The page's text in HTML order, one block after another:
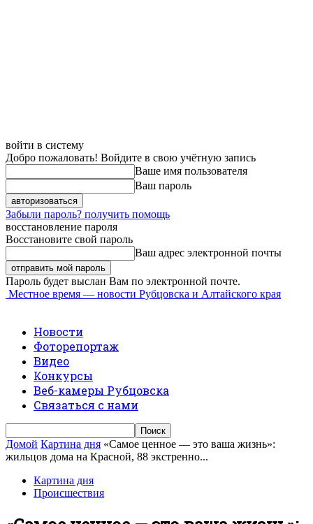
войти в систему
Добро пожаловать! Войдите в свою учётную запись
Ваше имя пользователя
Ваш пароль
Забыли пароль? получить помощь
восстановление пароля
Восстановите свой пароль
Ваш адрес электронной почты
Пароль будет выслан Вам по электронной почте.
Местное время — новости Рубцовска и Алтайского края
Новости
Фоторепортаж
Видео
Конкурсы
Веб-камеры Рубцовска
Связаться с нами
Домой Картина дня «Самое ценное — это ваша жизнь»:
жильцов дома на Красной, 88 экстренно...
Картина дня
Происшествия